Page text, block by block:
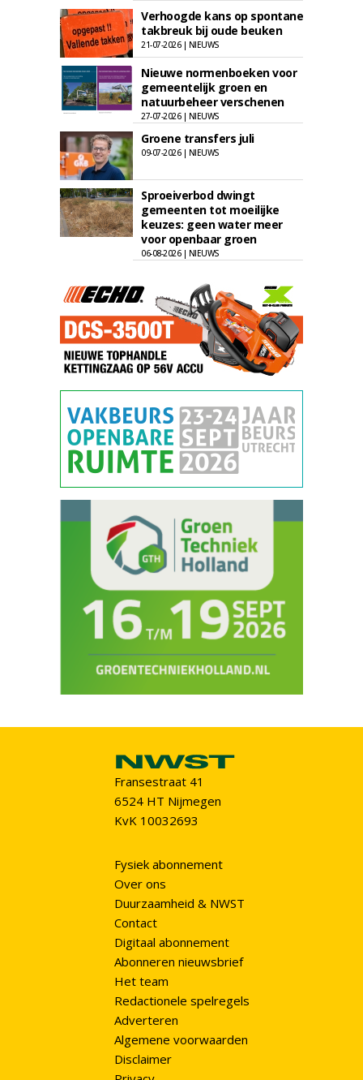
Verhoogde kans op spontane
takbreuk bij oude beuken
21-07-2026 | NIEUWS
Nieuwe normenboeken voor
gemeentelijk groen en
natuurbeheer verschenen
27-07-2026 | NIEUWS
Groene transfers juli
09-07-2026 | NIEUWS
Sproeiverbod dwingt
gemeenten tot moeilijke
keuzes: geen water meer
voor openbaar groen
06-08-2026 | NIEUWS
Fransestraat 41
6524 HT Nijmegen
KvK 10032693
Fysiek abonnement
Over ons
Duurzaamheid & NWST
Contact
Digitaal abonnement
Abonneren nieuwsbrief
Het team
Redactionele spelregels
Adverteren
Algemene voorwaarden
Disclaimer